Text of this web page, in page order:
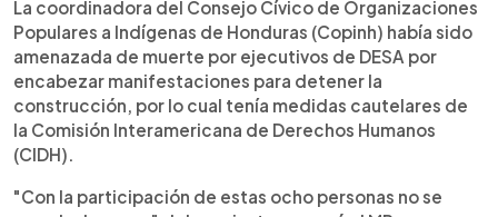
La coordinadora del Consejo Cívico de Organizaciones
Populares a Indígenas de Honduras (Copinh) había sido
amenazada de muerte por ejecutivos de DESA por
encabezar manifestaciones para detener la
construcción, por lo cual tenía medidas cautelares de
la Comisión Interamericana de Derechos Humanos
(CIDH).
"Con la participación de estas ocho personas no se